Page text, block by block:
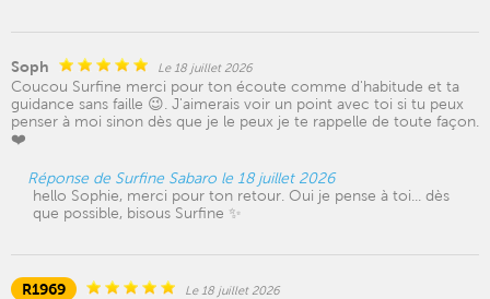
Soph Le 18 juillet 2026
Coucou Surfine merci pour ton écoute comme d'habitude et ta
guidance sans faille 😉. J'aimerais voir un point avec toi si tu peux
penser à moi sinon dès que je le peux je te rappelle de toute façon.
❤️
Réponse de Surfine Sabaro le 18 juillet 2026
hello Sophie, merci pour ton retour. Oui je pense à toi... dès
que possible, bisous Surfine ✨
R1969 Le 18 juillet 2026